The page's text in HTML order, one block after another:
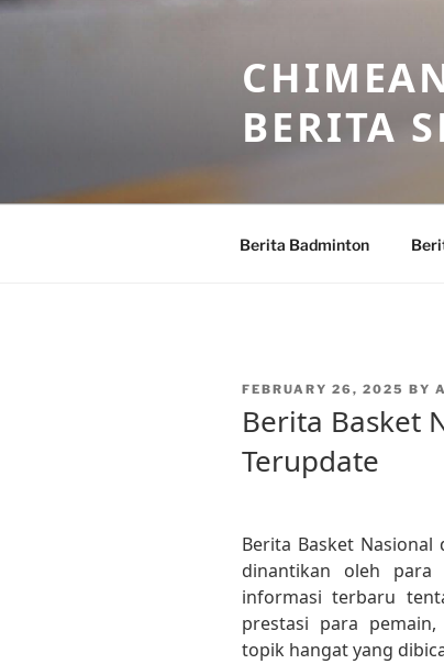
Skip
BERITA
Berita Badminton
POSTED
FEBRUARY 26, 2025 BY
Berita Basket
Terupdate
Berita Basket
dinantikan oleh para
informasi terbaru
prestasi para
topik hangat yang